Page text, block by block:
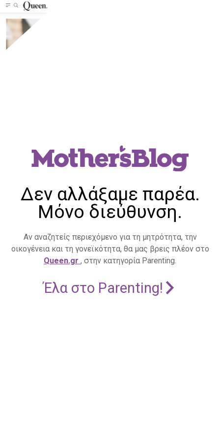
Δεν αλλάξαμε παρέα.
Μόνο διεύθυνση.
Αν αναζητείς περιεχόμενο για τη μητρότητα, την
οικογένεια και τη γονεϊκότητα, θα μας βρεις πλέον στο
Queen.gr , στην κατηγορία Parenting.
Έλα στο Parenting!